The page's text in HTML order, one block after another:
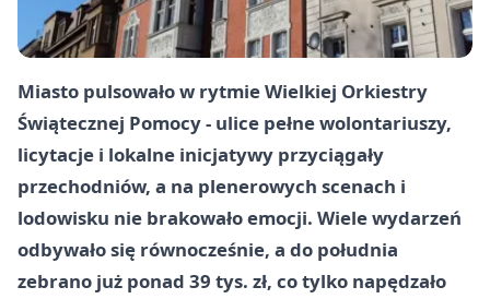
Miasto pulsowało w rytmie Wielkiej Orkiestry
Świątecznej Pomocy - ulice pełne wolontariuszy,
licytacje i lokalne inicjatywy przyciągały
przechodniów, a na plenerowych scenach i
lodowisku nie brakowało emocji. Wiele wydarzeń
odbywało się równocześnie, a do południa
zebrano już ponad 39 tys. zł, co tylko napędzało